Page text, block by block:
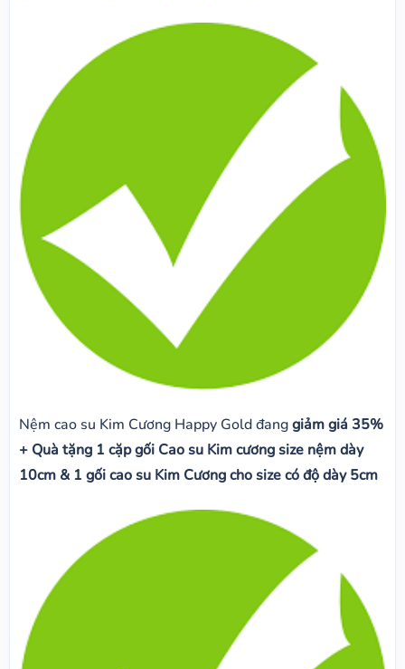
Nệm cao su Kim Cương Happy Gold đanggiảm giá 35%
+ Quà tặng 1 cặp gối Cao su Kim cương size nệm dày
10cm & 1 gối cao su Kim Cương cho size có độ dày 5cm